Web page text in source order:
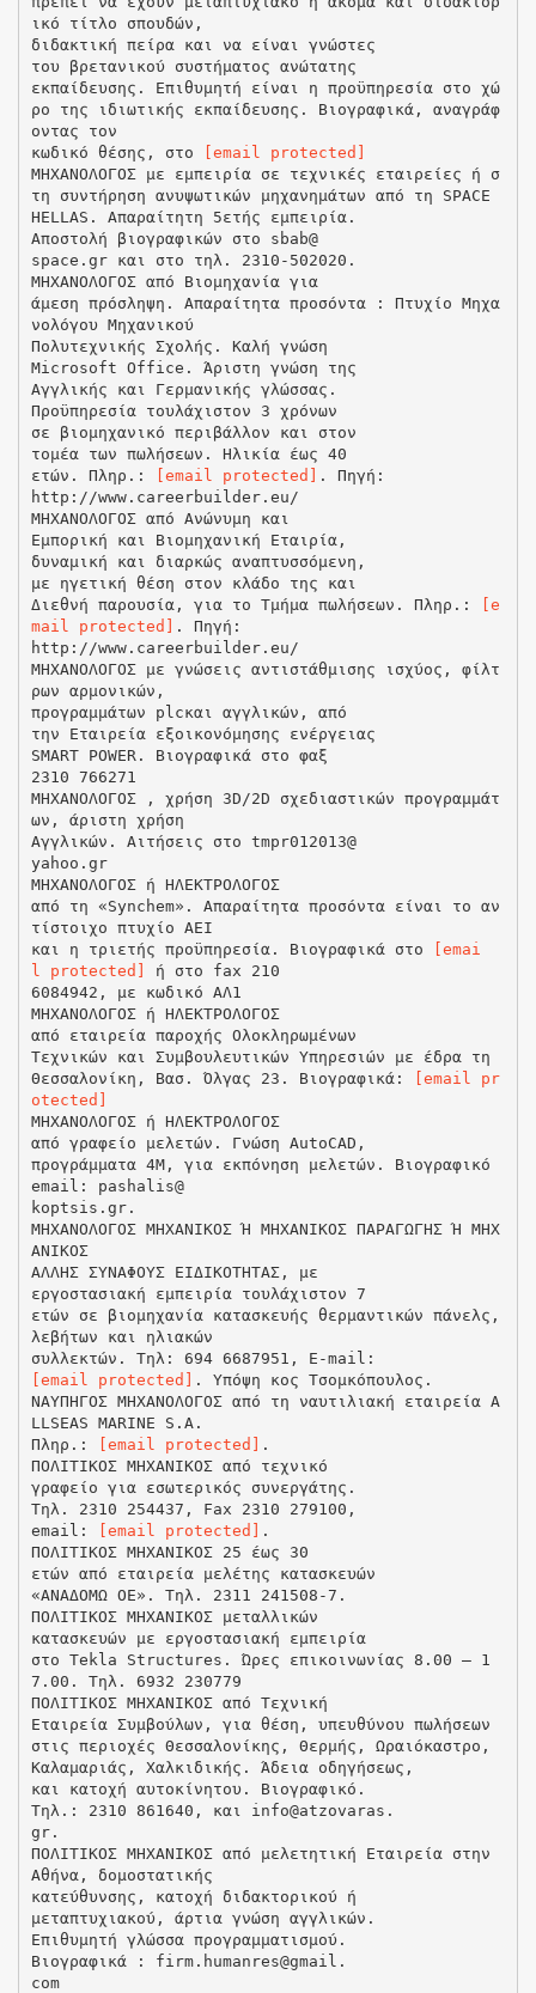
ικό τίτλο σπουδών,
διδακτική πείρα και να είναι γνώστες
του βρετανικού συστήματος ανώτατης
εκπαίδευσης. Επιθυμητή είναι η προϋπηρεσία στο χώ
ρο της ιδιωτικής εκπαίδευσης. Βιογραφικά, αναγράφ
οντας τον
κωδικό θέσης, στο
[email protected]
ΜΗΧΑΝΟΛΟΓΟΣ με εμπειρία σε τεχνικές εταιρείες ή σ
τη συντήρηση ανυψωτικών μηχανημάτων από τη SPACE
HELLAS. Απαραίτητη 5ετής εμπειρία.
Αποστολή βιογραφικών στο sbab@
space.gr και στο τηλ. 2310-502020.
ΜΗΧΑΝΟΛΟΓΟΣ από Βιομηχανία για
άμεση πρόσληψη. Απαραίτητα προσόντα : Πτυχίο Μηχα
νολόγου Μηχανικού
Πολυτεχνικής Σχολής. Καλή γνώση
Microsoft Office. Άριστη γνώση της
Αγγλικής και Γερμανικής γλώσσας.
Προϋπηρεσία τουλάχιστον 3 χρόνων
σε βιομηχανικό περιβάλλον και στον
τομέα των πωλήσεων. Ηλικία έως 40
ετών. Πληρ.:
[email protected] . Πηγή:
http://www.careerbuilder.eu/
ΜΗΧΑΝΟΛΟΓΟΣ από Ανώνυμη και
Εμπορική και Βιομηχανική Εταιρία,
δυναμική και διαρκώς αναπτυσσόμενη,
με ηγετική θέση στον κλάδο της και
Διεθνή παρουσία, για το Τμήμα πωλήσεων. Πληρ.:
[e
mail protected] . Πηγή:
http://www.careerbuilder.eu/
ΜΗΧΑΝΟΛΟΓΟΣ με γνώσεις αντιστάθμισης ισχύος, φίλτ
ρων αρμονικών,
προγραμμάτων plcκαι αγγλικών, από
την Εταιρεία εξοικονόμησης ενέργειας
SMART POWER. Βιογραφικά στο φαξ
2310 766271
ΜΗΧΑΝΟΛΟΓΟΣ , χρήση 3D/2D σχεδιαστικών προγραμμάτ
ων, άριστη χρήση
Αγγλικών. Αιτήσεις στο tmpr012013@
yahoo.gr
ΜΗΧΑΝΟΛΟΓΟΣ ή ΗΛΕΚΤΡΟΛΟΓΟΣ
από τη «Synchem». Απαραίτητα προσόντα είναι το αν
τίστοιχο πτυχίο ΑΕΙ
και η τριετής προϋπηρεσία. Βιογραφικά στο
[emai
l protected]
ή στο fax 210
6084942, με κωδικό ΑΛ1
ΜΗΧΑΝΟΛΟΓΟΣ ή ΗΛΕΚΤΡΟΛΟΓΟΣ
από εταιρεία παροχής Ολοκληρωμένων
Τεχνικών και Συμβουλευτικών Υπηρεσιών με έδρα τη
Θεσσαλονίκη, Βασ. Όλγας 23. Βιογραφικά:
[email pr
otected]
ΜΗΧΑΝΟΛΟΓΟΣ ή ΗΛΕΚΤΡΟΛΟΓΟΣ
από γραφείο μελετών. Γνώση AutoCAD,
προγράμματα 4Μ, για εκπόνηση μελετών. Βιογραφικό
email: pashalis@
koptsis.gr.
ΜΗΧΑΝΟΛΟΓΟΣ ΜΗΧΑΝΙΚΟΣ Ή ΜΗΧΑΝΙΚΟΣ ΠΑΡΑΓΩΓΗΣ Ή ΜΗΧ
ΑΝΙΚΟΣ
ΑΛΛΗΣ ΣΥΝΑΦΟΥΣ ΕΙΔΙΚΟΤΗΤΑΣ, με
εργοστασιακή εμπειρία τουλάχιστον 7
ετών σε βιομηχανία κατασκευής θερμαντικών πάνελς,
λεβήτων και ηλιακών
[email protected] . Υπόψη κος Τσομκόπουλος.
ΝΑΥΠΗΓΟΣ ΜΗΧΑΝΟΛΟΓΟΣ από τη ναυτιλιακή εταιρεία A
LLSEAS MARINE S.A.
Πληρ.:
[email protected] .
ΠΟΛΙΤΙΚΟΣ ΜΗΧΑΝΙΚΟΣ από τεχνικό
γραφείο για εσωτερικός συνεργάτης.
Τηλ. 2310 254437, Fax 2310 279100,
email:
[email protected] .
ΠΟΛΙΤΙΚΟΣ ΜΗΧΑΝΙΚΟΣ 25 έως 30
ετών από εταιρεία μελέτης κατασκευών
«ΑΝΑΔΟΜΩ ΟΕ». Τηλ. 2311 241508-7.
ΠΟΛΙΤΙΚΟΣ ΜΗΧΑΝΙΚΟΣ μεταλλικών
κατασκευών με εργοστασιακή εμπειρία
στο Tekla Structures. Ώρες επικοινωνίας 8.00 – 1
7.00. Τηλ. 6932 230779
ΠΟΛΙΤΙΚΟΣ ΜΗΧΑΝΙΚΟΣ από Τεχνική
Εταιρεία Συμβούλων, για θέση, υπευθύνου πωλήσεων
στις περιοχές Θεσσαλονίκης, Θερμής, Ωραιόκαστρο,
Καλαμαριάς, Χαλκιδικής. Άδεια οδηγήσεως,
και κατοχή αυτοκίνητου. Βιογραφικό.
Tηλ.: 2310 861640, και info@atzovaras.
gr.
ΠΟΛΙΤΙΚΟΣ ΜΗΧΑΝΙΚΟΣ από μελετητική Εταιρεία στην
Αθήνα, δομοστατικής
κατεύθυνσης, κατοχή διδακτορικού ή
μεταπτυχιακού, άρτια γνώση αγγλικών.
Επιθυμητή γλώσσα προγραμματισμού.
Βιογραφικά : firm.humanres@gmail.
com